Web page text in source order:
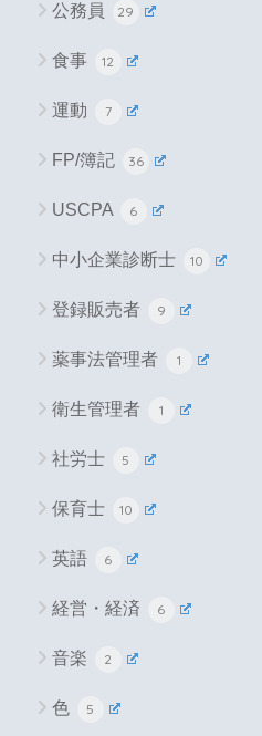
公務員 29
食事 12
運動 7
FP/簿記 36
USCPA 6
中小企業診断士 10
登録販売者 9
薬事法管理者 1
衛生管理者 1
社労士 5
保育士 10
英語 6
経営・経済 6
音楽 2
色 5